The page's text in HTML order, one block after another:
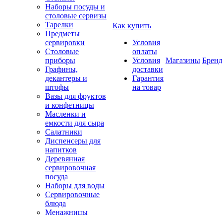
Наборы посуды и
столовые сервизы
Тарелки
Предметы
сервировки
Столовые
приборы
Графины,
декантеры и
штофы
Вазы для фруктов
и конфетницы
Масленки и
емкости для сыра
Салатники
Диспенсеры для
напитков
Деревянная
сервировочная
посуда
Наборы для воды
Сервировочные
блюда
Менажницы
Как купить
Условия
оплаты
Условия
доставки
Гарантия
на товар
Магазины